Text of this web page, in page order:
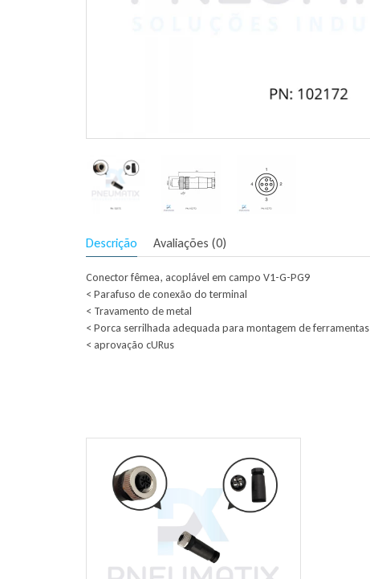
Descrição Avaliações (0)
Conector fêmea, acoplável em campo V1-G-PG9
< Parafuso de conexão do terminal
< Travamento de metal
< Porca serrilhada adequada para montagem de ferramentas
< aprovação cURus